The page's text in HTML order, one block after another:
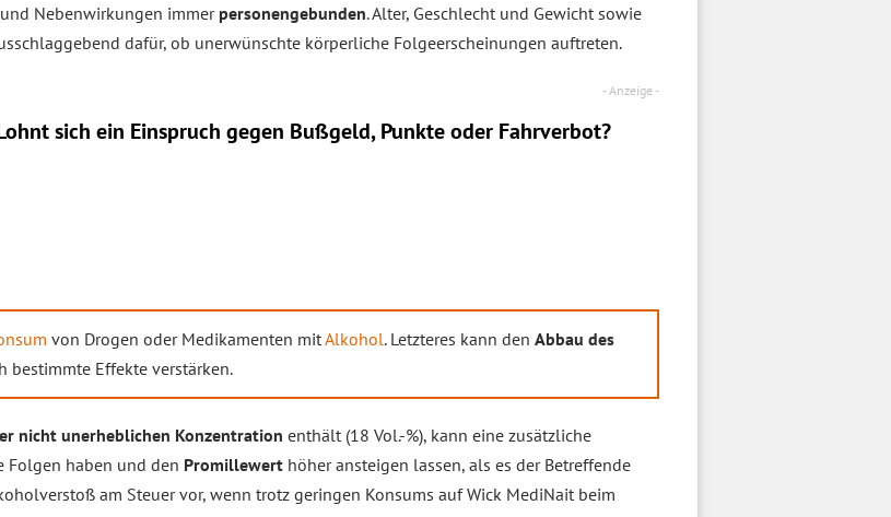
Nebenwirkungen immer personengebunden. Alter, Geschlecht und Gewicht sowie
dafür, ob unerwünschte körperliche Folgeerscheinungen auftreten.
sich ein Einspruch gegen Bußgeld, Punkte oder Fahrverbot?
von Drogen oder Medikamenten mitAlkohol. Letzteres kann den Abbau des
bestimmte Effekte verstärken.
nicht unerheblichen Konzentration enthält (18 Vol.-%), kann eine zusätzliche
haben und den Promillewert höher ansteigen lassen, als es der Betreffende
am Steuer vor, wenn trotz geringen Konsums auf Wick MediNait beim